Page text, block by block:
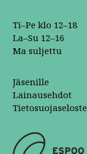
Ti–Pe klo 12–18
La–Su 12–16
Ma suljettu
Jäsenille
Lainausehdot
Tietosuojaseloste